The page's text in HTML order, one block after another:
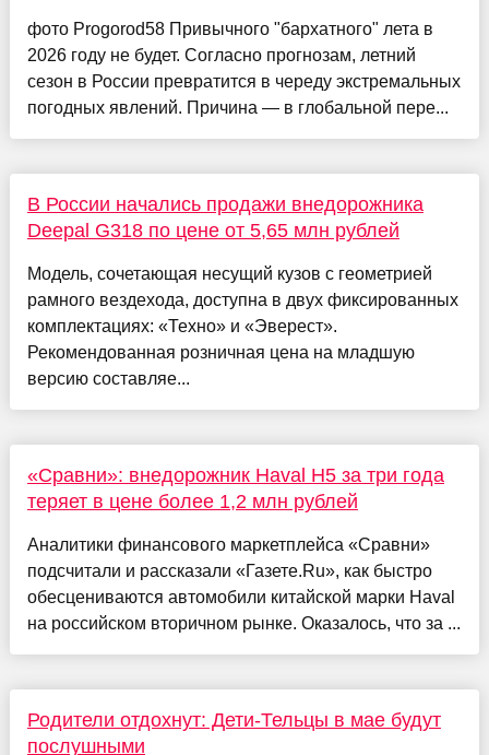
фото Progorod58 Привычного "бархатного" лета в
2026 году не будет. Согласно прогнозам, летний
сезон в России превратится в череду экстремальных
погодных явлений. Причина — в глобальной пере...
В России начались продажи внедорожника
Deepal G318 по цене от 5,65 млн рублей
Модель, сочетающая несущий кузов с геометрией
рамного вездехода, доступна в двух фиксированных
комплектациях: «Техно» и «Эверест».
Рекомендованная розничная цена на младшую
версию составляе...
«Сравни»: внедорожник Haval H5 за три года
теряет в цене более 1,2 млн рублей
Аналитики финансового маркетплейса «Сравни»
подсчитали и рассказали «Газете.Ru», как быстро
обесцениваются автомобили китайской марки Haval
на российском вторичном рынке. Оказалось, что за ...
Родители отдохнут: Дети-Тельцы в мае будут
послушными